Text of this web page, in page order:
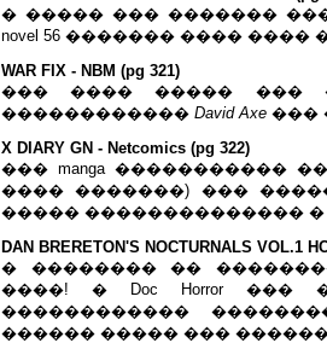
� ����� ��� ������� ���
novel 56 ������� ���� ����
WAR FIX - NBM (pg 321)
��� ���� ����� ���
������������ David Axe ���
X DIARY GN - Netcomics (pg 322)
��� manga �����������
���� �������) ���
����� ��������������
DAN BRERETON'S NOCTURNALS VOL.1
� �������� ��
����! � Doc Horror
������������
������ ����� ���